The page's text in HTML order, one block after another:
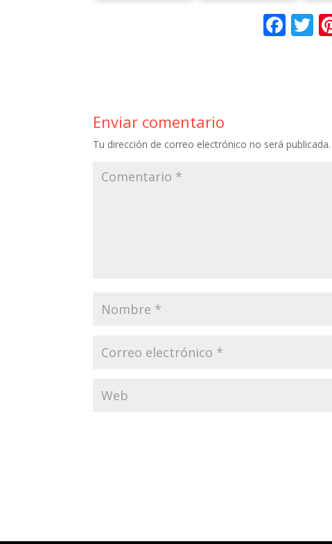
F
o
k
T
Enviar comentario
Tu dirección de correo electrónico no será publicada.